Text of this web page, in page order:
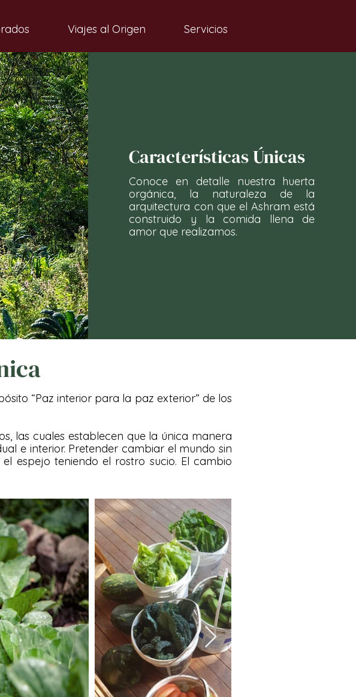
Viajes al Origen Servicios
Características Únicas
Conoce en detalle nuestra huerta
orgánica, la naturaleza de la
arquitectura con que el Ashram está
construido y la comida llena de
amor que realizamos.
“Paz interior para la paz exterior” de los
las cuales establecen que la única manera
e interior. Pretender cambiar el mundo sin
espejo teniendo el rostro sucio. El cambio